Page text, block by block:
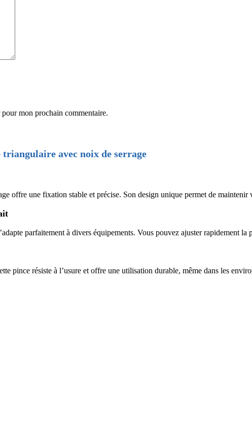
mon prochain commentaire.
avec noix de serrage
offre une fixation stable et précise. Son design unique permet de maintenir
parfaitement à divers équipements. Vous pouvez ajuster rapidement
pince résiste à l’usure et offre une utilisation durable, même dans les